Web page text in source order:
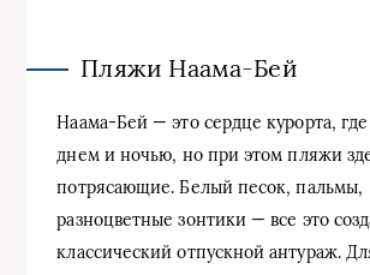
Пляжи Наама-Бей
Наама-Бей — это сердце курорта,
днем и ночью, но при этом пляжи
потрясающие. Белый песок, пальмы,
разноцветные зонтики — все это
классический отпускной антураж.